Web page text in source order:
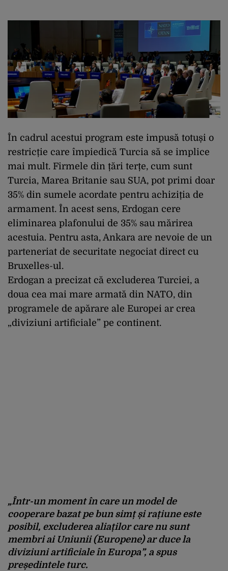
În cadrul acestui program este impusă totuși o
restricție care împiedică Turcia să se implice
mai mult. Firmele din țări terțe, cum sunt
Turcia, Marea Britanie sau SUA, pot primi doar
35% din sumele acordate pentru achiziția de
armament. În acest sens, Erdogan cere
eliminarea plafonului de 35% sau mărirea
acestuia. Pentru asta, Ankara are nevoie de un
parteneriat de securitate negociat direct cu
Bruxelles-ul.
Erdogan a precizat că excluderea Turciei, a
doua cea mai mare armată din NATO, din
programele de apărare ale Europei ar crea
„diviziuni artificiale” pe continent.
„Într-un moment în care un model de
cooperare bazat pe bun simț și rațiune este
posibil, excluderea aliaților care nu sunt
membri ai Uniunii (Europene) ar duce la
diviziuni artificiale în Europa”, a spus
președintele turc.